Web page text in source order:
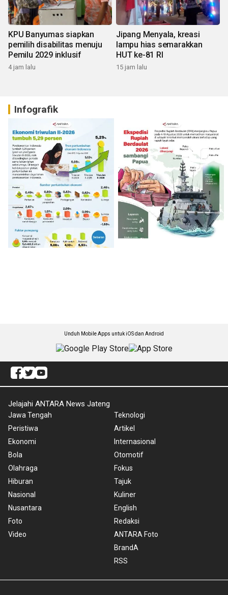
KPU Banyumas siapkan
pemilih disabilitas menuju
Pemilu 2029 inklusif
4 jam lalu
Jipang Menyala, kreasi
lampu hias semarakkan
HUT ke-81 RI
15 jam lalu
Infografik
Unduh Mobile Apps untuk iOS dan Android
Jelajahi ANTARA News Jateng
Jawa Tengah
Peristiwa
Ekonomi
Bola
Olahraga
Hiburan
Nasional
Nusantara
Foto
Video
Teknologi
Artikel
Internasional
Otomotif
Fokus
Tajuk
Kuliner
English
Redaksi
ANTARA Foto
BrandA
RSS